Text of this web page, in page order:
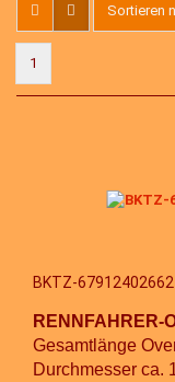
Sortieren
Sortieren
1
BKTZ-
RENNFAHRER-
Gesamtlänge
Durchmesser ca.